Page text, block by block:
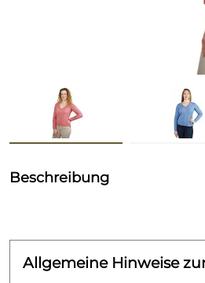
Beschreibung
Allgemeine Hinweise